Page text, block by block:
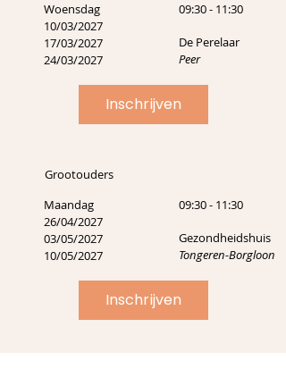
Woensdag
10/03/2027
17/03/2027
24/03/2027
09:30 - 11:30
De Perelaar
Peer
Inschrijven
Grootouders
Maandag
26/04/2027
03/05/2027
10/05/2027
09:30 - 11:30
Gezondheidshuis
Tongeren-Borgloon
Inschrijven